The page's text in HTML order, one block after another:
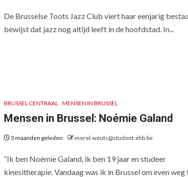
De Brusselse Toots Jazz Club viert haar eenjarig
bewijst dat jazz nog altijd leeft in de hoofdstad. In...
BRUSSEL CENTRAAL MENSEN IN BRUSSEL
Mensen in Brussel: Noémie Galand
3 maanden geleden merel.weuts@student.ehb.be
“Ik ben Noémie Galand, ik ben 19 jaar en studeer
kinesitherapie. Vandaag was ik in Brussel om even weg